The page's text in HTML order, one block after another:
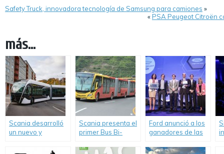
Safety Truck, innovadora tecnología de Samsung para camiones »
«PSA Peugeot Citroën
más...
Scania desarrolló
un nuevo y
operado con GNC.
Scania presenta el
primer Bus Bi-
mundo impulsado a
Ford anunció a los
ganadores de las
de Innovación en